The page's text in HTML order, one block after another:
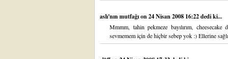
aslı'nın mutfağıon 24 Nisan 2008 16:22 dedi ki...
Mmmm, tahin pekmeze bayılırım,
sevmemem için de hiçbir sebep yok :) Ellerine